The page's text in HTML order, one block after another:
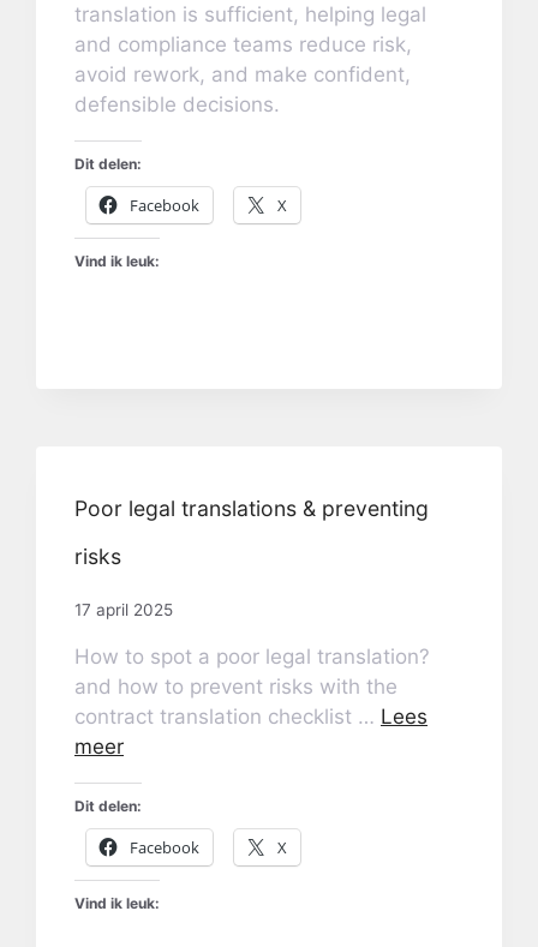
translation is sufficient, helping legal
and compliance teams reduce risk,
avoid rework, and make confident,
defensible decisions.
Dit delen:
Facebook X
Vind ik leuk:
Poor legal translations & preventing
risks
17 april 2025
How to spot a poor legal translation?
and how to prevent risks with the
contract translation checklist … Lees
meer
Dit delen:
Facebook X
Vind ik leuk: